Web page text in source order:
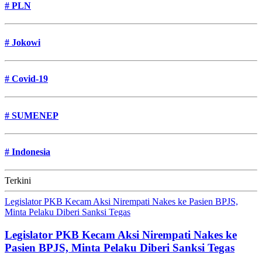
# PLN
# Jokowi
# Covid-19
# SUMENEP
# Indonesia
Terkini
Legislator PKB Kecam Aksi Nirempati Nakes ke Pasien BPJS,
Minta Pelaku Diberi Sanksi Tegas
Legislator PKB Kecam Aksi Nirempati Nakes ke
Pasien BPJS, Minta Pelaku Diberi Sanksi Tegas